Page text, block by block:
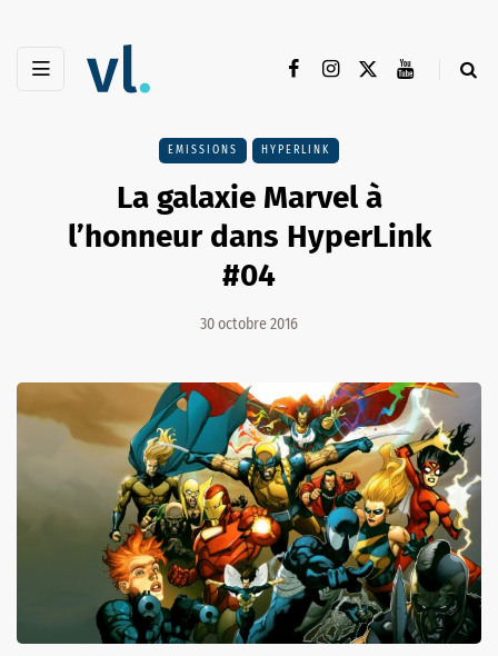
EMISSIONS HYPERLINK
La galaxie Marvel à
l’honneur dans HyperLink
#04
30 octobre 2016